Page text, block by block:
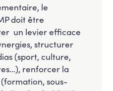
le
doit être
un levier efficace
structurer
(sport, culture,
renforcer la
sous-